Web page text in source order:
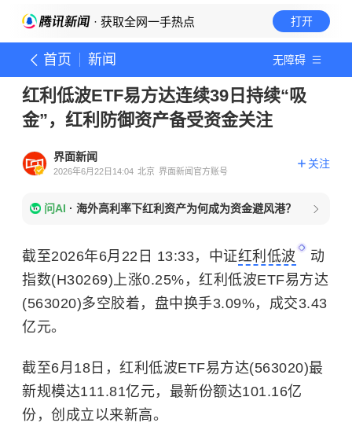
· 获取全网一手热点 打开
首页 新闻 无障碍
红利低波ETF易方达连续39日持续“吸
金”，红利防御资产备受资金关注
界面新闻
2026年6月22日14:04 北京 界面新闻官方账号
关注
问AI · 海外高利率下红利资产为何成为资金避风港？
截至2026年6月22日 13:33，中证红利低波
动
指数(H30269)上涨0.25%，红利低波ETF易方达
(563020)多空胶着，盘中换手3.09%，成交3.43
亿元。
截至6月18日，红利低波ETF易方达(563020)最
新规模达111.81亿元，最新份额达101.16亿
份，创成立以来新高。